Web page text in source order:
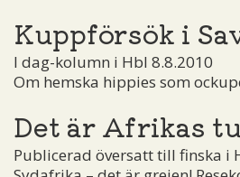
Kuppförsök i
I dag-kolumn i Hbl 8.8.2010
Om hemska hippies som
Det är Afrikas
Publicerad översatt till finska i